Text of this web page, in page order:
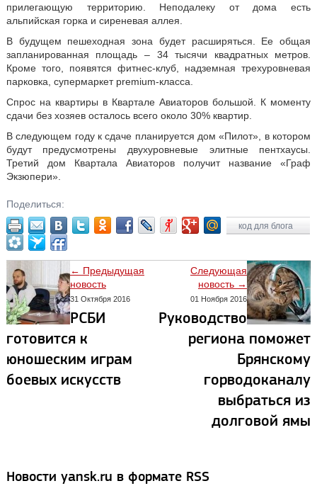
прилегающую территорию. Неподалеку от дома есть
альпийская горка и сиреневая аллея.
В будущем пешеходная зона будет расширяться. Ее общая
запланированная площадь – 34 тысячи квадратных метров.
Кроме того, появятся фитнес-клуб, надземная трехуровневая
парковка, супермаркет premium-класса.
Спрос на квартиры в Квартале Авиаторов большой. К моменту
сдачи без хозяев осталось всего около 30% квартир.
В следующем году к сдаче планируется дом «Пилот», в котором
будут предусмотрены двухуровневые элитные пентхаусы.
Третий дом Квартала Авиаторов получит название «Граф
Экзюпери».
Поделиться:
код для блога
← Предыдущая
новость
31 Октября 2016
РСБИ
готовится к
юношеским играм
боевых искусств
Следующая
новость →
01 Ноября 2016
Руководство
региона поможет
Брянскому
горводоканалу
выбраться из
долговой ямы
Новости yansk.ru в формате RSS